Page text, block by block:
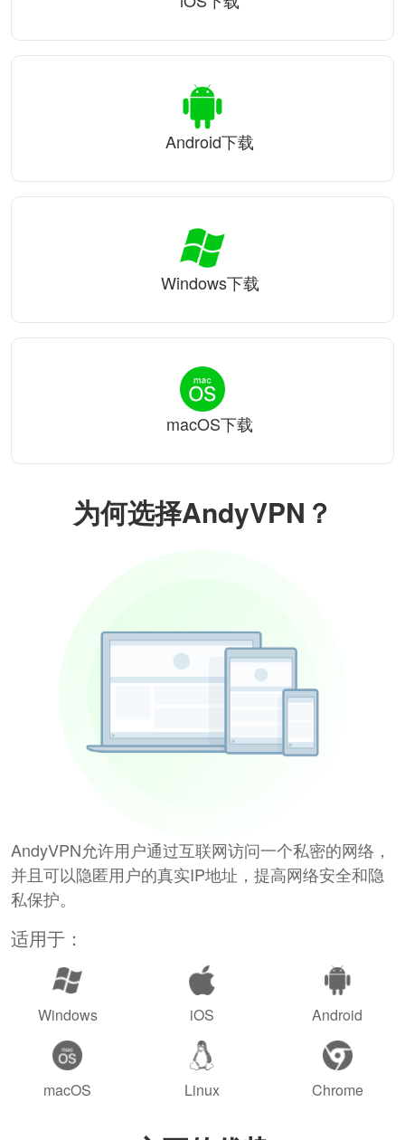
为何选择AndyVPN？
AndyVPN允许用户通过互联网访问一个私密的网络，
并且可以隐匿用户的真实IP地址，提高网络安全和隐
私保护。
适用于：
Windows iOS Android
macOS Linux Chrome
Android下载
Windows下载
macOS下载